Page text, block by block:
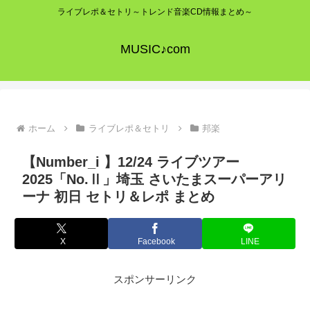
ライブレポ＆セトリ～トレンド音楽CD情報まとめ～
MUSIC♪com
ホーム ライブレポ＆セトリ 邦楽
【Number_i 】12/24 ライブツアー
2025「No.Ⅱ」埼玉 さいたまスーパーアリ
ーナ 初日 セトリ＆レポ まとめ
X Facebook LINE
スポンサーリンク